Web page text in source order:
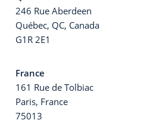
246 Rue Aberdeen
Québec, QC, Canada
G1R 2E1
France
161 Rue de Tolbiac
Paris, France
75013